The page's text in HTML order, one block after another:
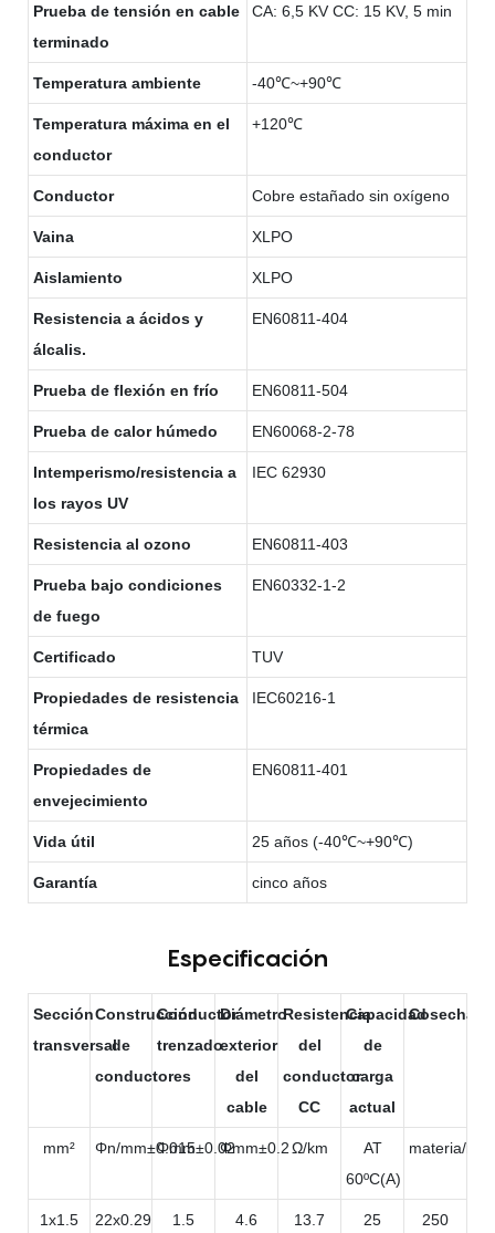
Prueba de tensión en cable
terminado
CA: 6,5 KV CC: 15 KV, 5 min
Temperatura ambiente -40℃~+90℃
Temperatura máxima en el
conductor
+120℃
Conductor Cobre estañado sin oxígeno
Vaina XLPO
Aislamiento XLPO
Resistencia a ácidos y
álcalis.
EN60811-404
Prueba de flexión en frío EN60811-504
Prueba de calor húmedo EN60068-2-78
Intemperismo/resistencia a
los rayos UV
IEC 62930
Resistencia al ozono EN60811-403
Prueba bajo condiciones
de fuego
EN60332-1-2
Certificado TUV
Propiedades de resistencia
térmica
IEC60216-1
Propiedades de
envejecimiento
EN60811-401
Vida útil 25 años (-40℃~+90℃)
Garantía cinco años
Especificación
Sección
transversal
Construcción
de
conductores
Conductor
trenzado
Diámetro
exterior
del
cable
Resistencia
del
conductor
CC
Capacidad
de
carga
actual
Cosecha
mm² Φn/mm±0.015Φmm±0.02Φmm±0.2Ω/km
AT
60ºC(A)
materia/rollo
1x1.5 22x0.29 1.5 4.6 13.7 25 250